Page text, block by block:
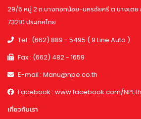
29/5 หมู่ 2 ถ.บางกอกน้อย-นครชัยศรี ต.บางเตย
73210 ประเทศไทย
Tel : (662) 889 - 5495 ( 9 Line Auto )
Fax : (662) 482 - 1659
E-mail : Manu@npe.co.th
Facebook : www.facebook.com/
เกี่ยวกับเรา